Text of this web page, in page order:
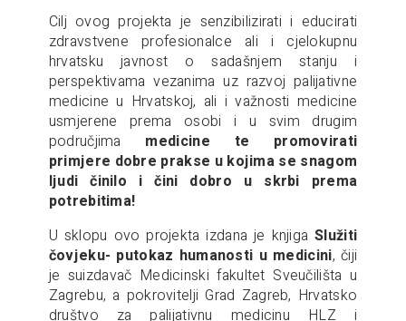
Cilj ovog projekta je senzibilizirati i educirati
zdravstvene profesionalce ali i cjelokupnu
hrvatsku javnost o sadašnjem stanju i
perspektivama vezanima uz razvoj palijativne
medicine u Hrvatskoj, ali i važnosti medicine
usmjerene prema osobi i u svim drugim
područjima medicine te promovirati
primjere dobre prakse u kojima se snagom
ljudi činilo i čini dobro u skrbi prema
potrebitima!
U sklopu ovo projekta izdana je knjigaSlužiti
čovjeku- putokaz humanosti u medicini, čiji
je suizdavač Medicinski fakultet Sveučilišta u
Zagrebu, a pokrovitelji Grad Zagreb, Hrvatsko
društvo za palijativnu medicinu HLZ i